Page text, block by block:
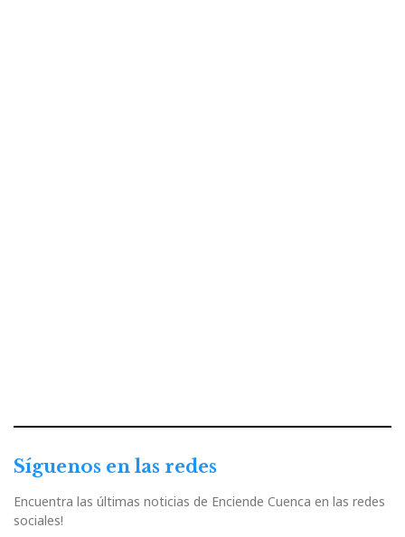
Síguenos en las redes
Encuentra las últimas noticias de Enciende Cuenca en las redes
sociales!